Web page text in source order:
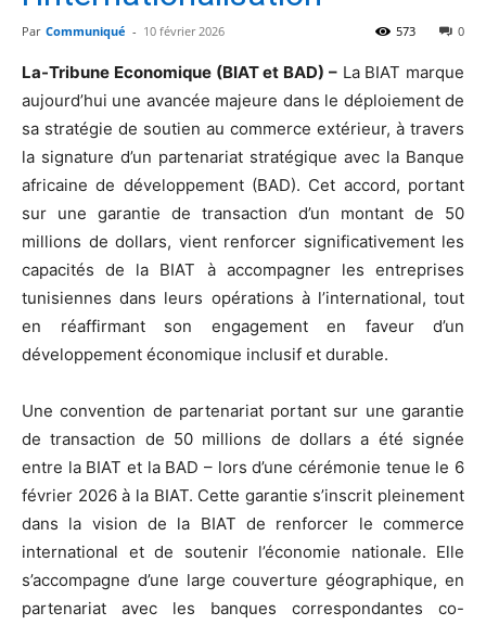
Par Communiqué - 10 février 2026 0
573
La-Tribune Economique (BIAT et BAD) –La BIAT marque
aujourd’hui une avancée majeure dans le déploiement de
sa stratégie de soutien au commerce extérieur, à travers
la signature d’un partenariat stratégique avec la Banque
africaine de développement (BAD). Cet accord, portant
sur une garantie de transaction d’un montant de 50
millions de dollars, vient renforcer significativement les
capacités de la BIAT à accompagner les entreprises
tunisiennes dans leurs opérations à l’international, tout
en réaffirmant son engagement en faveur d’un
développement économique inclusif et durable.
Une convention de partenariat portant sur une garantie
de transaction de 50 millions de dollars a été signée
entre la BIAT et la BAD – lors d’une cérémonie tenue le 6
février 2026 à la BIAT. Cette garantie s’inscrit pleinement
dans la vision de la BIAT de renforcer le commerce
international et de soutenir l’économie nationale. Elle
s’accompagne d’une large couverture géographique, en
partenariat avec les banques correspondantes co-